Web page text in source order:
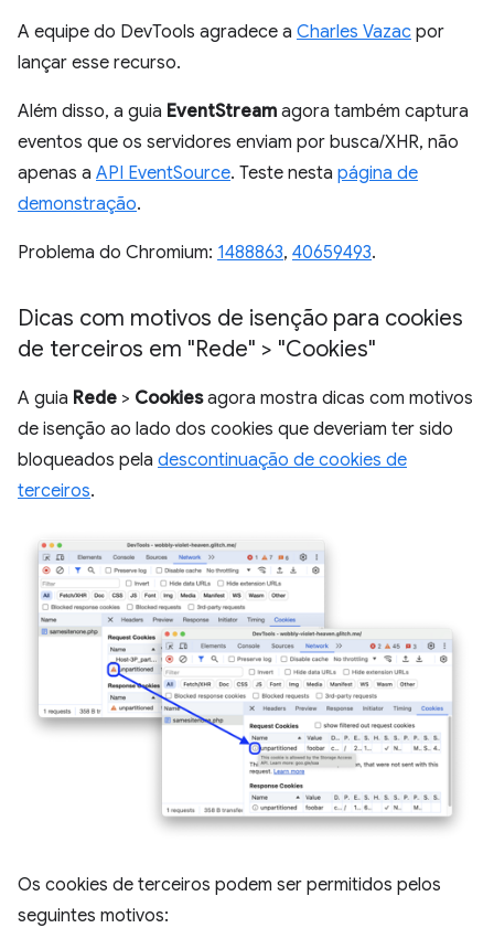
A equipe do DevTools agradece a Charles Vazac por
lançar esse recurso.
Além disso, a guia EventStream agora também captura
eventos que os servidores enviam por busca/XHR, não
apenas a API EventSource. Teste nesta página de
demonstração.
Problema do Chromium: 1488863, 40659493.
Dicas com motivos de isenção para cookies
de terceiros em "Rede" > "Cookies"
A guia Rede > Cookiesagora mostra dicas com motivos
de isenção ao lado dos cookies que deveriam ter sido
bloqueados pela descontinuação de cookies de
terceiros.
Os cookies de terceiros podem ser permitidos pelos
seguintes motivos: